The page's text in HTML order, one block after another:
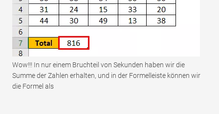
Wow!!! In nur einem Bruchteil von Sekunden haben wir die
Summe der Zahlen erhalten, und in der Formelleiste können wir
die Formel als